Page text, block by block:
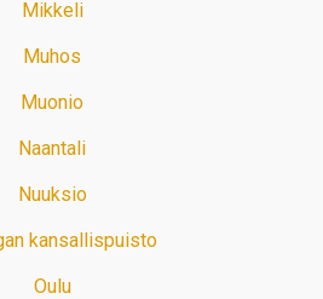
Mikkeli
Muhos
Muonio
Naantali
Nuuksio
kansallispuisto
Oulu